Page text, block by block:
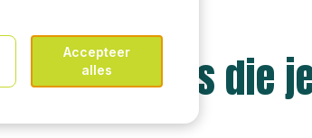
de keuzes die
Accepteer
alles